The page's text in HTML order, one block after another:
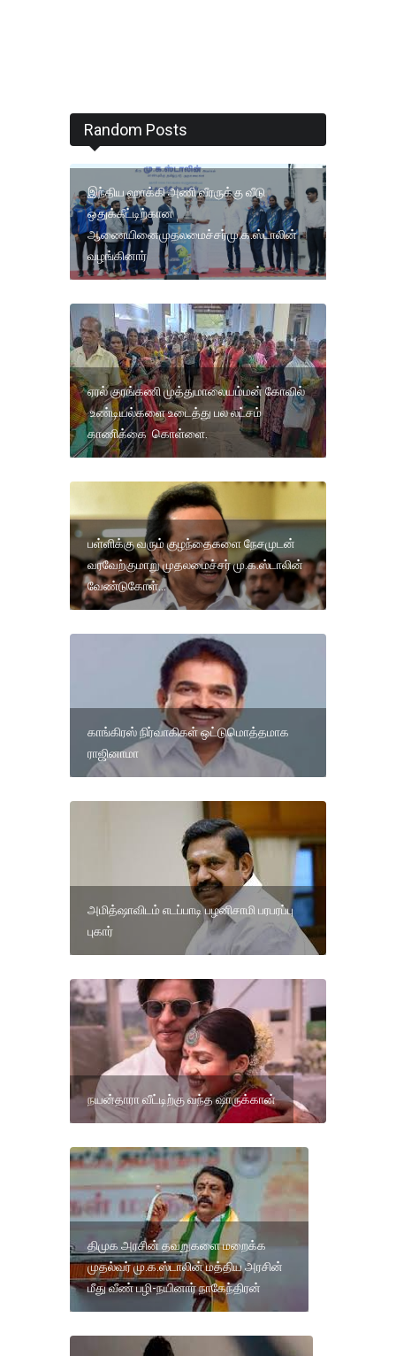
Random Posts
இந்திய ஹாக்கி அணி வீரருக்கு வீடு
ஒதுக்கீட்டிற்கான
ஆணையினைமுதலமைச்சர்மு.க.ஸ்டாலின்
வழங்கினார்
ஏரல் குரங்கணி முத்துமாலையம்மன் கோவில்
உண்டியல்களை உடைத்து பல லட்சம்
காணிக்கை கொள்ளை.
பள்ளிக்கு வரும் குழந்தைகளை நேசமுடன்
வரவேற்குமாறு முதலமைச்சர் மு.க.ஸ்டாலின்
வேண்டுகோள்...
காங்கிரஸ் நிர்வாகிகள் ஒட்டுமொத்தமாக
ராஜினாமா
அமித்ஷாவிடம் எடப்பாடி பழனிசாமி பரபரப்பு
புகார்
நயன்தாரா வீட்டிற்கு வந்த ஷாருக்கான்
திமுக அரசின் தவறுகளை மறைக்க
முதல்வர் மு.க.ஸ்டாலின் மத்திய அரசின்
மீது வீண் பழி-நயினார் நாகேந்திரன்